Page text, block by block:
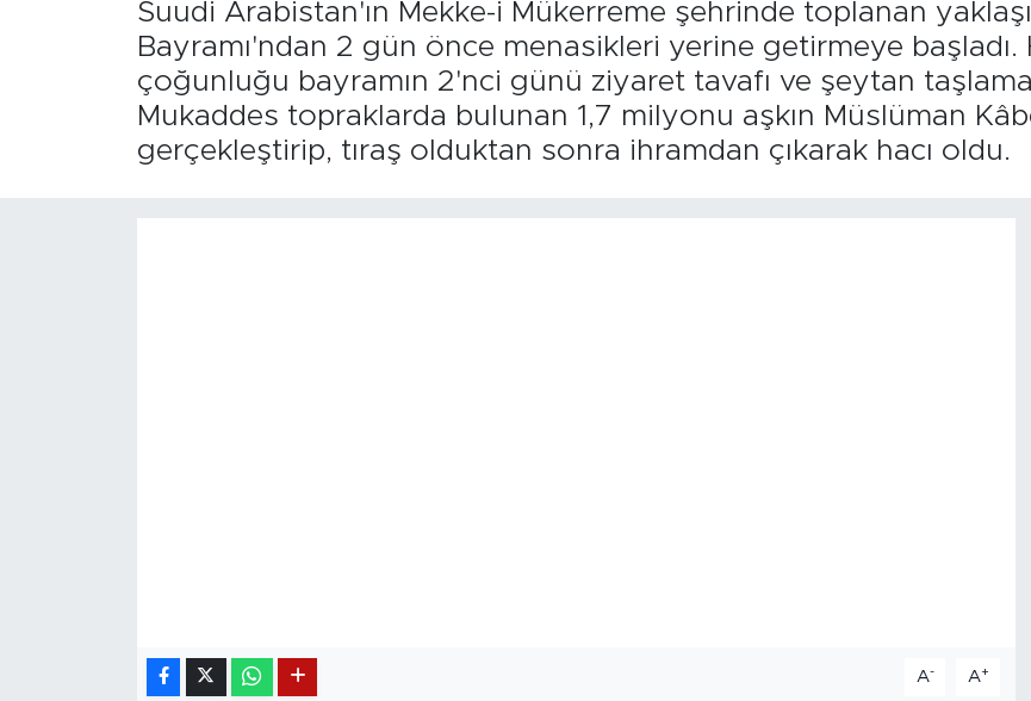
Suudi Arabistan'ın Mekke-i Mükerreme şehrinde toplanan
Bayramı'ndan 2 gün önce menasikleri yerine getirmeye başladı.
çoğunluğu bayramın 2'nci günü ziyaret tavafı ve şeytan
Mukaddes topraklarda bulunan 1,7 milyonu aşkın Müslüman
gerçekleştirip, tıraş olduktan sonra ihramdan çıkarak hacı oldu.
A- A+